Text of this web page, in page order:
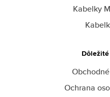
Kabelky
Ochrana